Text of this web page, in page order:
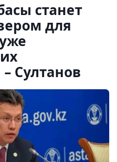
станет
для
Султанов